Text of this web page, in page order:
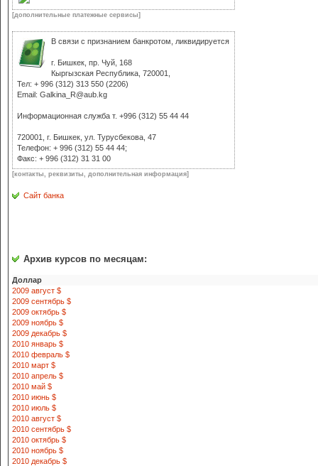
[дополнительные платежные сервисы]
В связи с признанием банкротом, ликвидируется
г. Бишкек, пр. Чуй, 168
Кыргызская Республика, 720001,
Тел: + 996 (312) 313 550 (2206)
Email: Galkina_R@aub.kg
Информационная служба т. +996 (312) 55 44 44
720001, г. Бишкек, ул. Турусбекова, 47
Телефон: + 996 (312) 55 44 44;
Факс: + 996 (312) 31 31 00
[контакты, реквизиты, дополнительная информация]
Сайт банка
Архив курсов по месяцам:
Доллар
2009 август $
2009 сентябрь $
2009 октябрь $
2009 ноябрь $
2009 декабрь $
2010 январь $
2010 февраль $
2010 март $
2010 апрель $
2010 май $
2010 июнь $
2010 июль $
2010 август $
2010 сентябрь $
2010 октябрь $
2010 ноябрь $
2010 декабрь $